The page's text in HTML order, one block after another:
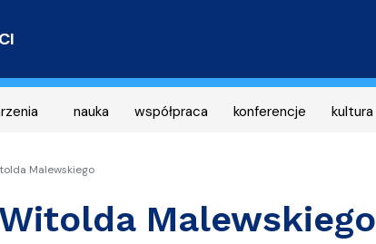
nauka współpraca konferencje kultura
Malewskiego
Malewskiego